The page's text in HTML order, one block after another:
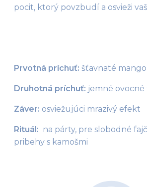
pocit, ktorý povzbudí a osvieži
Prvotná príchuť: šťavnaté mango
Druhotná príchuť: jemné
Záver: osviežujúci mrazivý efekt
Rituál: na párty, pre slobodné
pribehy s kamošmi